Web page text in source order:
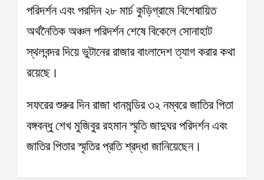
পরিদর্শন এবং পরদিন ২৮ মার্চ কুড়িগ্রামে বিশেষায়িত
অর্থনৈতিক অঞ্চল পরিদর্শন শেষে বিকেলে সোনাহাট
স্থলবন্দর দিয়ে ভুটানের রাজার বাংলাদেশ ত্যাগ করার কথা
রয়েছে।
সফরের শুরুর দিন রাজা ধানমন্ডির ৩২ নম্বরে জাতির পিতা
বঙ্গবন্ধু শেখ মুজিবুর রহমান স্মৃতি জাদুঘর পরিদর্শন এবং
জাতির পিতার স্মৃতির প্রতি শ্রদ্ধা জানিয়েছেন।